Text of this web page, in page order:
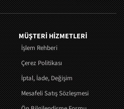
MÜŞTERI HIZMETLERI
İşlem Rehberi
Çerez Politikası
İptal, İade, Değişim
Mesafeli Satış Sözleşmesi